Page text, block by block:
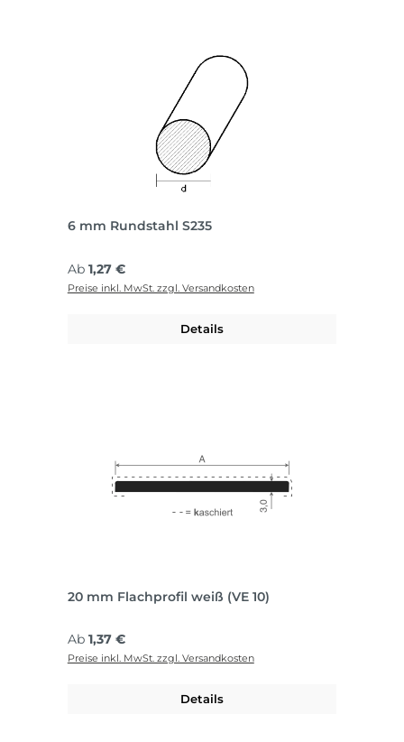
6 mm Rundstahl S235
Regulärer Preis:
Ab 1,27 €
Preise inkl. MwSt. zzgl. Versandkosten
Details
20 mm Flachprofil weiß (VE 10)
Regulärer Preis:
Ab 1,37 €
Preise inkl. MwSt. zzgl. Versandkosten
Details